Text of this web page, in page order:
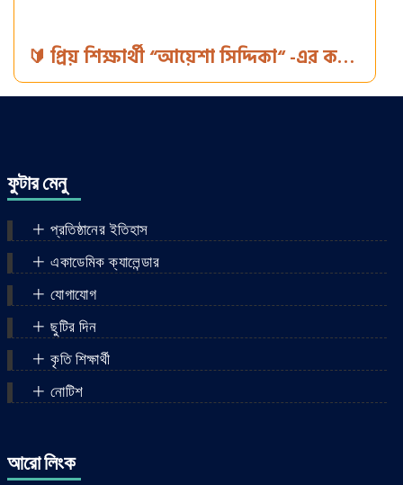
🔰 প্রিয় শিক্ষার্থী “আয়েশা সিদ্দিকা“ -এর কন্ঠে
একটি ইসলামিক সংগীত। 🔰 দিকনির্দেশনায়:
দিনাজপুর।
ফুটার মেনু
প্রতিষ্ঠানের ইতিহাস
একাডেমিক ক্যালেন্ডার
যোগাযোগ
ছুটির দিন
কৃতি শিক্ষার্থী
নোটিশ
আরো লিংক